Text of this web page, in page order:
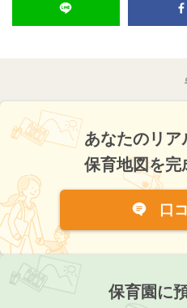
あなたのリア
保育地図を完
口
保育園に